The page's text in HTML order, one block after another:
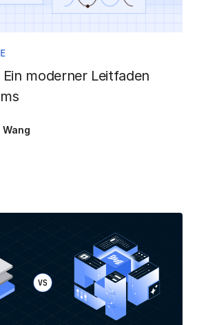
Ein moderner Leitfaden